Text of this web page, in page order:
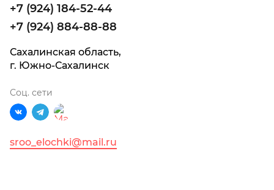
+7 (924) 184-52-44
+7 (924) 884-88-88
Сахалинская область,
г. Южно-Сахалинск
Соц. сети
sroo_elochki@mail.ru